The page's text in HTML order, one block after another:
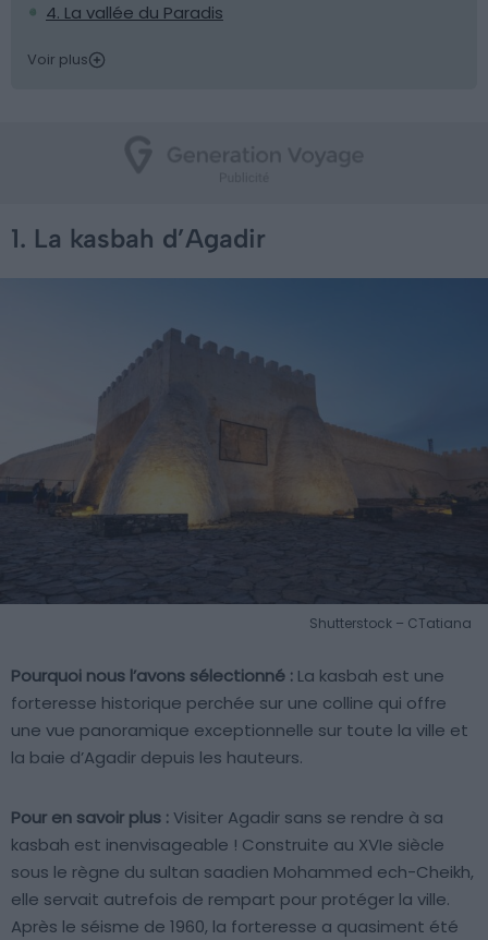
4. La vallée du Paradis
Voir plus
1. La kasbah d’Agadir
Shutterstock – CTatiana
Pourquoi nous l’avons sélectionné : La kasbah est une
forteresse historique perchée sur une colline qui offre
une vue panoramique exceptionnelle sur toute la ville et
la baie d’Agadir depuis les hauteurs.
Pour en savoir plus :Visiter Agadir sans se rendre à sa
kasbah est inenvisageable ! Construite au XVIe siècle
sous le règne du sultan saadien Mohammed ech-Cheikh,
elle servait autrefois de rempart pour protéger la ville.
Après le séisme de 1960, la forteresse a quasiment été